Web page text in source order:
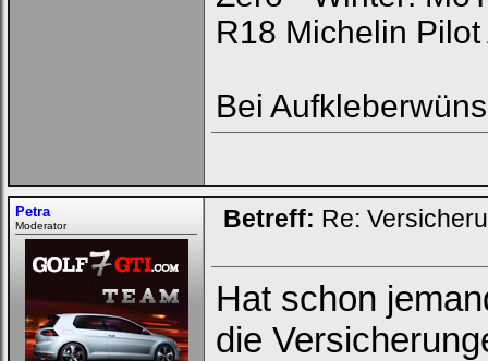
R18 Michelin Pilot
Bei
Petra
Moderator Betreff: Re:
Hat schon
die